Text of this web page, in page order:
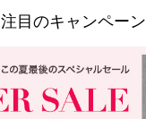
注目のキャンペーン